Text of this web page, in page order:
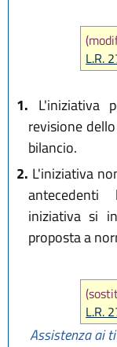
L.R.
1. L'iniziativa
revisione
bilancio.
2. L'iniziativa
iniziativa si
proposta a
L.R.
Assistenza ai